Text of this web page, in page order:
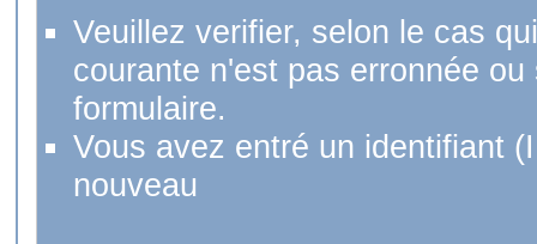
Veuillez verifier, selon le cas
courante n'est pas erronnée
formulaire.
Vous avez entré un identifiant
nouveau